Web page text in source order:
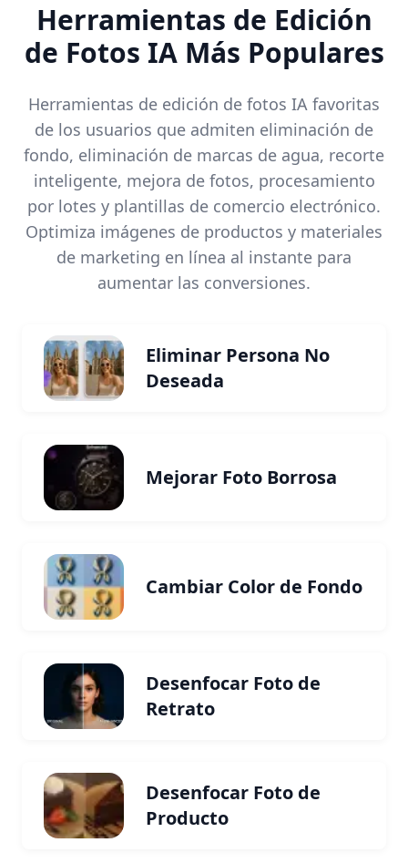
Herramientas de Edición
de Fotos IA Más Populares
Herramientas de edición de fotos IA favoritas
de los usuarios que admiten eliminación de
fondo, eliminación de marcas de agua, recorte
inteligente, mejora de fotos, procesamiento
por lotes y plantillas de comercio electrónico.
Optimiza imágenes de productos y materiales
de marketing en línea al instante para
aumentar las conversiones.
Eliminar Persona No
Deseada
Mejorar Foto Borrosa
Cambiar Color de Fondo
Desenfocar Foto de
Retrato
Desenfocar Foto de
Producto